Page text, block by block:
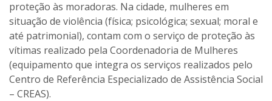
proteção às moradoras. Na cidade, mulheres em
situação de violência (física; psicológica; sexual; moral e
até patrimonial), contam com o serviço de proteção às
vítimas realizado pela Coordenadoria de Mulheres
(equipamento que integra os serviços realizados pelo
Centro de Referência Especializado de Assistência Social
– CREAS).